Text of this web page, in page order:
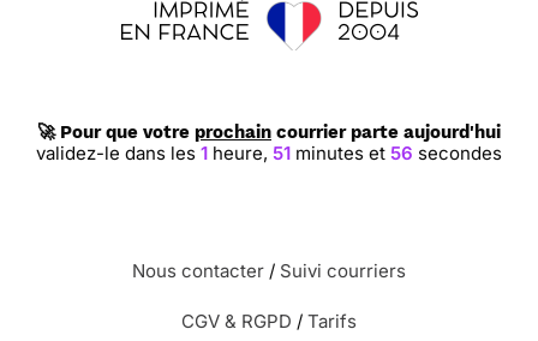
🚀 Pour que votre prochain courrier parte aujourd'hui
validez-le dans les1 heure,51 minutes et55 secondes
Nous contacter / Suivi courriers
CGV & RGPD / Tarifs